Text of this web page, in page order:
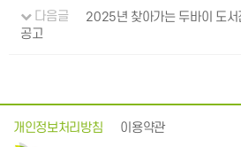
다음글
2025년 찾아가는 두바이 도서
공고
개인정보처리방침 이용약관